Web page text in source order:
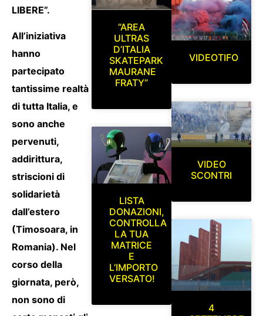
LIBERE”.
All’iniziativa
hanno
partecipato
tantissime realtà
di tutta Italia, e
sono anche
pervenuti,
addirittura,
striscioni di
solidarietà
dall’estero
(Timosoara, in
Romania). Nel
corso della
giornata, però,
non sono di
“AREA
ULTRAS
D’ITALIA
SKATEPARK
MAURANE
FRATY”
LISTA
DONAZIONI,
CONTROLLA
LA TUA
MATRICE
E
L’IMPORTO
VERSATO!
VIDEOTIFO
VIDEO
SCONTRI
4